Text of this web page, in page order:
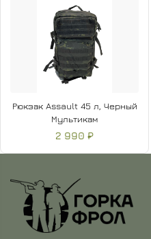
Рюкзак Assault 45 л, Черный
Мультикам
2 990 ₽